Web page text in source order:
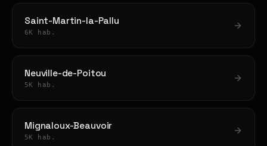
Saint-Martin-la-Pallu
6K hab.
Neuville-de-Poitou
5K hab.
Mignaloux-Beauvoir
5K hab.